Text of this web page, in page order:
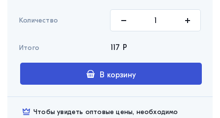
Количество
Итого 117 Р
В корзину
Чтобы увидеть оптовые цены, необходимо